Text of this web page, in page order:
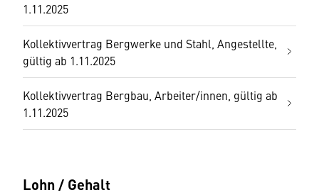
1.11.2025
Kollektivvertrag Bergwerke und Stahl, Angestellte,
gültig ab 1.11.2025
Kollektivvertrag Bergbau, Arbeiter/innen, gültig ab
1.11.2025
Lohn / Gehalt